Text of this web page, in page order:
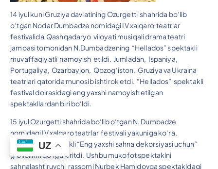
14 iyul kuni Gruziya davlatining Ozurgetti shahrida bo‘lib
o‘tgan Nodar Dumbadze nomidagi IV xalqaro teatrlar
festivalida Qashqadaryo viloyati musiqali drama teatri
jamoasi tomonidan N.Dumbadzening “Hellados” spektakli
muvaffaqiyatli namoyish etildi. Jumladan, Ispaniya,
Portugaliya, Ozarbayjon, Qozog‘iston, Gruziya va Ukraina
teatrlari qatorida munosib ishtirok etdi. “Hellados” spektakli
festival doirasidagi eng yaxshi namoyish etilgan
spektakllardan biri bo‘ldi.
15 iyul Ozurgetti shahrida bo‘lib o‘tgan N. Dumbadze
nomidagi IV xalqaro teatrlar festivali yakuniga ko‘ra,
“Hellados” spektakli “Eng yaxshi sahna dekorsiyasi uchun”
g‘oliblikni qo‘lga kiritdi. Ushbu mukofot spektaklni
sahnalashtiruvchi rassomi Nurbek Hamidovga spektakldagi
UZ